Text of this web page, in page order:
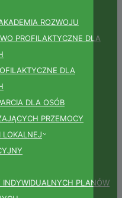
ROZWOJU
PROFILAKTYCZNE DLA
DLA
DLA OSÓB
PRZEMOCY
LOKALNEJ
INDYWIDUALNYCH PLANÓW